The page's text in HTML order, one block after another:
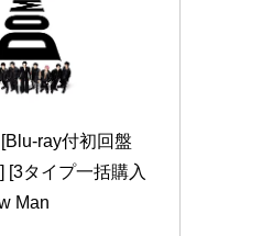
ray付初回盤
[3タイプ一括購入
Man